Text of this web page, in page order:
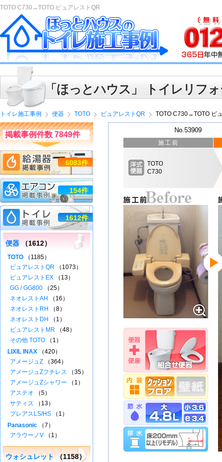
TOTO C730→TOTO ピュアレストQR
「ほっとハウス」 トイレリフ
トイレ施工事例 便器 TOTO ピュアレストQR TOTO C730→TOTO ピ
No.53909
施工前
TOTO
C730
掲載事例件数 7849件
6083件
154件
1612件
便器 （1612）
TOTO （1185）
ピュアレストQR （1073）
ピュアレストEX （13）
GG / GG800 （25）
ネオレストAH
（16）
ネオレストRH
（8）
ネオレストDH
（1）
ピュアレストMR （48）
その他 TOTO （1）
LIXIL INAX （420）
アメージュZ （364）
アメージュZフチレス （35）
アメージュZシャワー （1）
アステオ （5）
サティス （13）
プレアスLS/HS （1）
Panasonic （7）
アラウーノV （1）
ウォシュレット （1158）